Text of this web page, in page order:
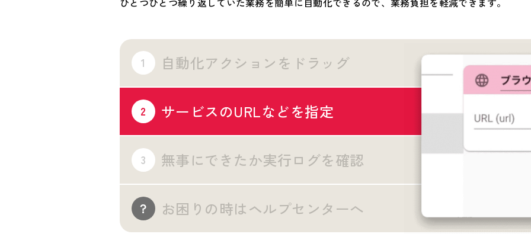
1 自動化アクションをドラッグ
2 サービスのURLなどを指定
3 無事にできたか実行ログを確認
？ お困りの時はヘルプセンターへ